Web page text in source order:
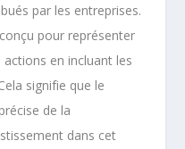
par les entreprises.
conçu pour représenter
en incluant les
signifie que le
de la
dans cet